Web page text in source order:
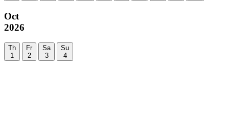
Oct
2026
Th
1
Fr
2
Sa
3
Su
4